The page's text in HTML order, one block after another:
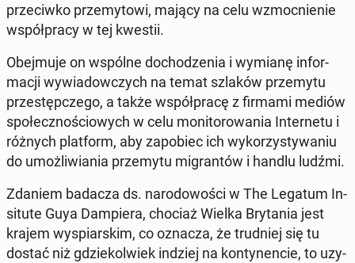
prze­ciw­ko prze­my­to­wi, mający na celu wzmoc­nie­nie
współ­pra­cy w tej kwestii.
Obej­mu­je on wspólne do­cho­dze­nia i wymianę in­for­
ma­cji wy­wia­dow­czych na temat szlaków prze­my­tu
prze­stęp­cze­go, a także współ­pra­cę z firmami mediów
spo­łecz­no­ścio­wych w celu mo­ni­to­ro­wa­nia In­ter­ne­tu i
różnych plat­form, aby za­po­biec ich wy­ko­rzy­sty­wa­niu
do umoż­li­wia­nia prze­my­tu mi­gran­tów i handlu ludźmi.
Zdaniem badacza ds. na­ro­do­wo­ści w The Legatum In­
si­tu­te Guya Dam­pie­ra, chociaż Wielka Bry­ta­nia jest
krajem wy­spiar­skim, co oznacza, że ​​trud­niej się tu
dostać niż gdzie­kol­wiek indziej na kon­ty­nen­cie, to uzy­